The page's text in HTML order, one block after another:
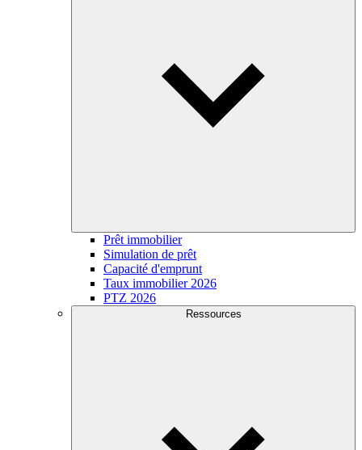
Prêt immobilier
Simulation de prêt
Capacité d'emprunt
Taux immobilier 2026
PTZ 2026
Ressources